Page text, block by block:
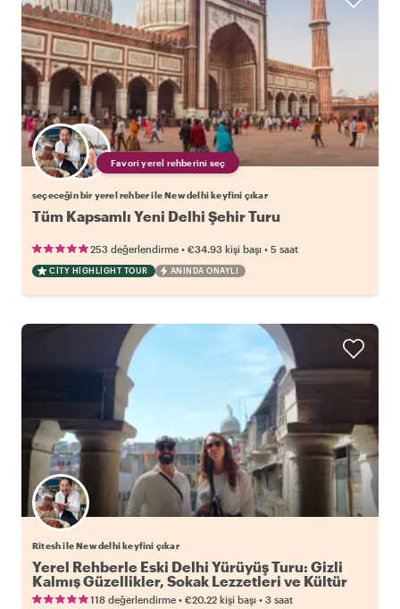
Favori yerel rehberini seç
seçeceğin bir yerel rehber ile New delhi keyfini çıkar
Tüm Kapsamlı Yeni Delhi Şehir Turu
253 değerlendirme • €34.93 kişi başı • 5 saat
CITY HIGHLIGHT TOUR ANINDA ONAYLI
Ritesh ile New delhi keyfini çıkar
Yerel Rehberle Eski Delhi Yürüyüş Turu: Gizli
Kalmış Güzellikler, Sokak Lezzetleri ve Kültür
118 değerlendirme • €20.22 kişi başı • 3 saat